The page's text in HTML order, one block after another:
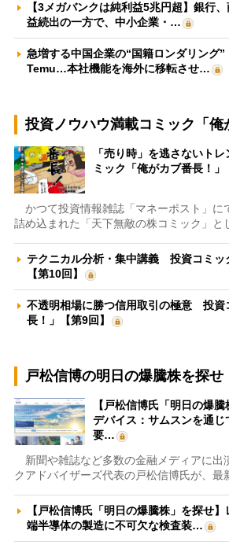
【3メガバンクは純利益5兆円超】銀行
益続出の一方で、中小企業・…
急増する中国企業の“国籍ロンダリング
Temu…本社機能を海外に移転させ…
投資ノウハウ満載コミック「俺
「売り時」を逃さないト
ミック「俺がカブ番長！」
かつて投資情報雑誌「マネーポスト」に
詰め込まれた「天下無敵の株コミック」と
テクニカル分析・集中講義 投資コミッ
【第10回】
不透明相場に勝つ信用取引の極意 投資
長！」【第9回】
戸松信博の明日の爆騰株を探せ
【戸松信博氏「明日の爆
デバイス：サムスンを通
要…
新聞や雑誌など多数の金融メディアに出
クアドバイザーズ代表の戸松信博氏が、最
【戸松信博氏「明日の爆騰株」を探せ
端半導体の製造に不可欠な検査装…